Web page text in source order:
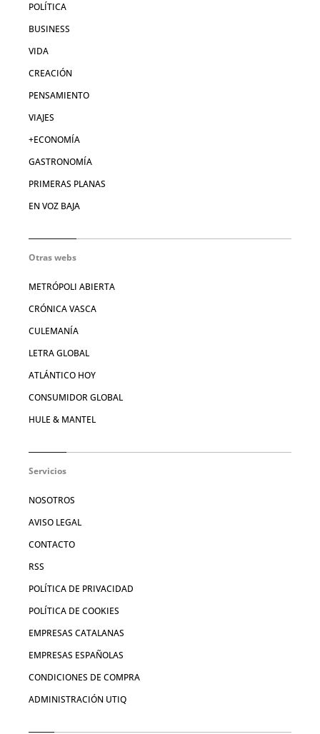
POLÍTICA
BUSINESS
VIDA
CREACIÓN
PENSAMIENTO
VIAJES
+ECONOMÍA
GASTRONOMÍA
PRIMERAS PLANAS
EN VOZ BAJA
Otras webs
METRÓPOLI ABIERTA
CRÓNICA VASCA
CULEMANÍA
LETRA GLOBAL
ATLÁNTICO HOY
CONSUMIDOR GLOBAL
HULE & MANTEL
Servicios
NOSOTROS
AVISO LEGAL
CONTACTO
RSS
POLÍTICA DE PRIVACIDAD
POLÍTICA DE COOKIES
EMPRESAS CATALANAS
EMPRESAS ESPAÑOLAS
CONDICIONES DE COMPRA
ADMINISTRACIÓN UTIQ